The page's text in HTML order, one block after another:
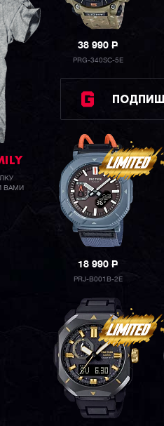
ВАМИ
38 990P
PRG-340SC-5E
18 990P
PRJ-B001B-2E